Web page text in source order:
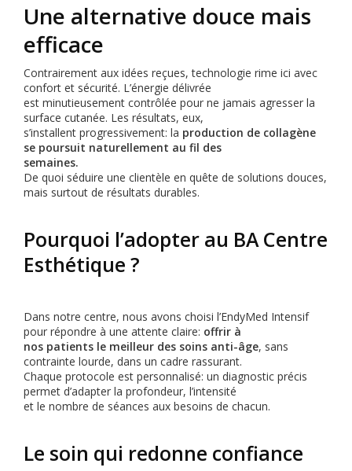
Une alternative douce mais
efficace
Contrairement aux idées reçues, technologie rime ici avec
confort et sécurité. L’énergie délivrée
est minutieusement contrôlée pour ne jamais agresser la
surface cutanée. Les résultats, eux,
s’installent progressivement: la production de collagène
se poursuit naturellement au fil des
semaines.
De quoi séduire une clientèle en quête de solutions douces,
mais surtout de résultats durables.
Pourquoi l’adopter au BA Centre
Esthétique ?
Dans notre centre, nous avons choisi l’EndyMed Intensif
pour répondre à une attente claire: offrir à
nos patients le meilleur des soins anti-âge, sans
contrainte lourde, dans un cadre rassurant.
Chaque protocole est personnalisé: un diagnostic précis
permet d’adapter la profondeur, l’intensité
et le nombre de séances aux besoins de chacun.
Le soin qui redonne confiance